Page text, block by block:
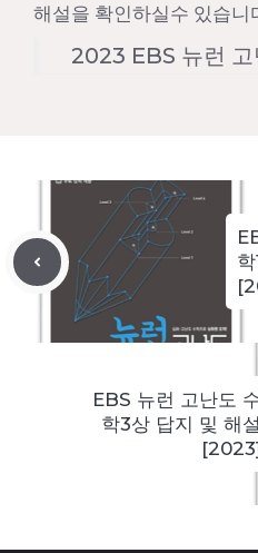
해설을 확인하실수 있습니
2023 EBS 뉴런 고
EBS 뉴런 고난도
학3상 답지 및 해설